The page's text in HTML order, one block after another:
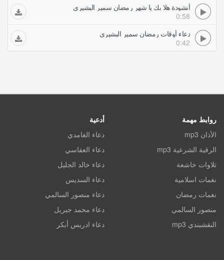
أنشودة هلا بك يا شهر رمضان سمير البشيري
0:58
دعاء أوقات رمضان سمير البشيري
0:42
روابط مهمة
الأذان mp3
الرقية الشرعية mp3
تلاوات خاشعة
نغمات اسلامية
نغمات رمضان
منصور السالمي
النقشبندي mp3
أدعية
دعاء الغامدي
دعاء العفاسي
دعاء خالد الجليل
دعاء السديس
دعاء منصور السالمي
دعاء محمد جبريل
دعاء ادريس أبكر